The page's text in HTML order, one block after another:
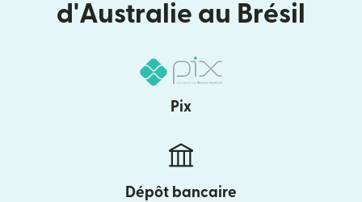
d'Australie au Brésil
Pix
Dépôt bancaire